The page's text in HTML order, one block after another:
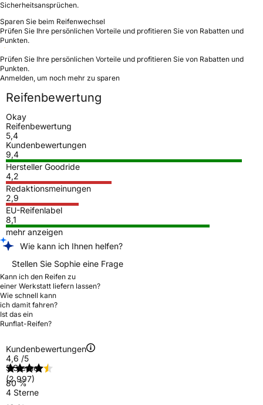
Sicherheitsansprüchen.
Sparen Sie beim Reifenwechsel
Prüfen Sie Ihre persönlichen Vorteile und profitieren Sie von Rabatten und
Punkten.
Prüfen Sie Ihre persönlichen Vorteile und profitieren Sie von Rabatten und
Punkten.
Anmelden, um noch mehr zu sparen
Reifenbewertung
Okay
Reifenbewertung
5,4
Kundenbewertungen
9,4
Hersteller Goodride
4,2
Redaktionsmeinungen
2,9
EU-Reifenlabel
8,1
mehr anzeigen
Wie kann ich Ihnen helfen?
Stellen Sie Sophie eine Frage
Kann ich den Reifen zu
einer Werkstatt liefern lassen?
Wie schnell kann
ich damit fahren?
Ist das ein
Runflat-Reifen?
Kundenbewertungen
4,6 /5
(2.997)
5 Sterne
80 %
4 Sterne